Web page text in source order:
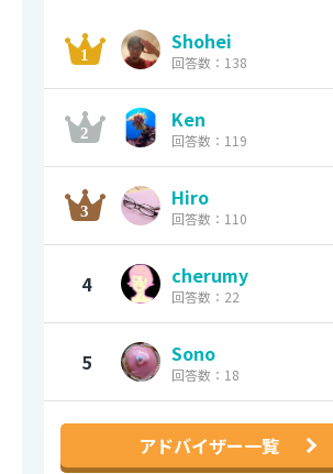
Shohei
回答数：138
Ken
回答数：119
Hiro
回答数：110
4 cherumy
回答数：22
5 Sono
回答数：18
アドバイザー一覧